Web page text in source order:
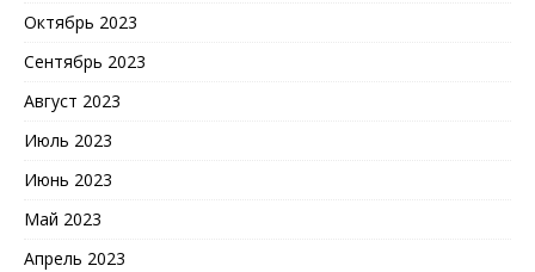
Октябрь 2023
Сентябрь 2023
Август 2023
Июль 2023
Июнь 2023
Май 2023
Апрель 2023